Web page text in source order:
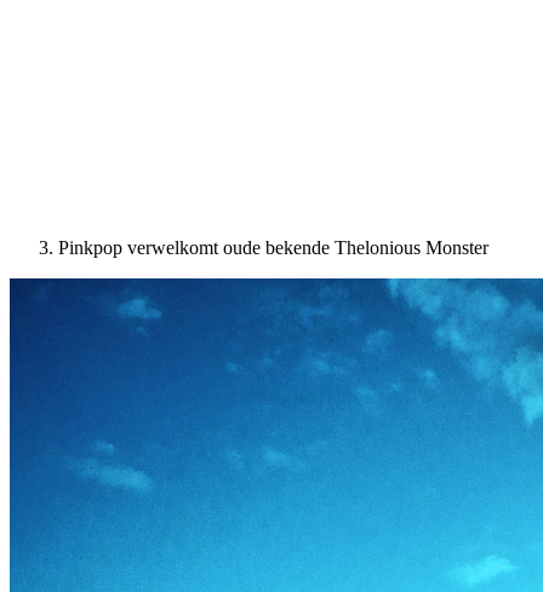
Pinkpop verwelkomt oude bekende Thelonious Monster